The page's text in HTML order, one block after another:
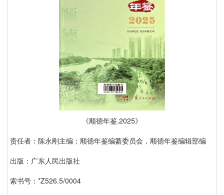
《顺德年鉴.2025》
责任者：陈永刚主编；顺德年鉴编纂委员会，顺德年鉴编辑部编
出版：广东人民出版社
索书号：*Z526.5/0004